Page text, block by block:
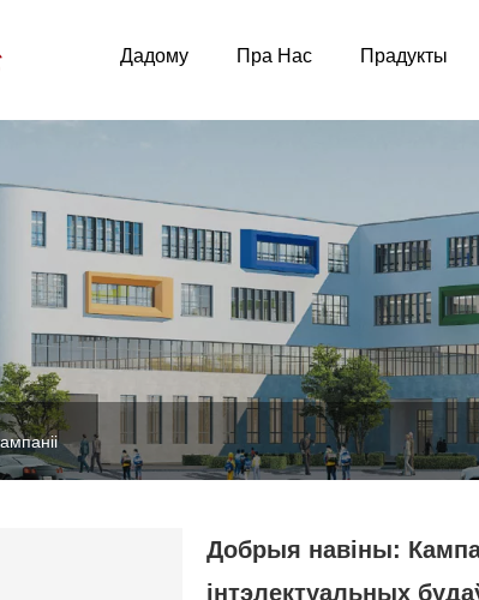
Дадому Пра Нас Прадукты
Добрыя навіны:
інтэлектуальных